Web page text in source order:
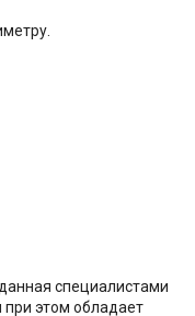
специалистами
этом обладает